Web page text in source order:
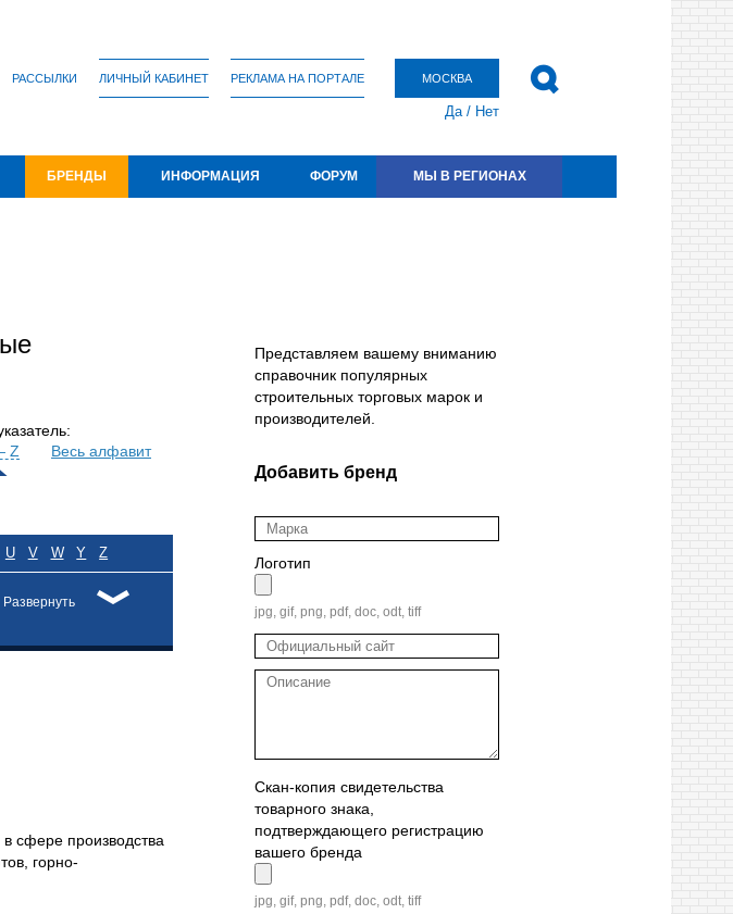
РАССЫЛКИ ЛИЧНЫЙ КАБИНЕТ РЕКЛАМА НА ПОРТАЛЕ МОСКВА
Да/ Нет
БРЕНДЫ ИНФОРМАЦИЯ ФОРУМ МЫ В РЕГИОНАХ
Представляем вашему вниманию
справочник популярных
строительных торговых марок и
производителей.
Добавить бренд
Логотип
jpg, gif, png, pdf, doc, odt, tiff
Скан-копия свидетельства
товарного знака,
подтверждающего регистрацию
вашего бренда
jpg, gif, png, pdf, doc, odt, tiff
Z Весь алфавит
U V W Y Z
Развернуть
сфере производства
горно-